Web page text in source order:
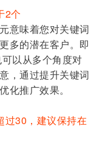
2个
意味着您对关键词
多的潜在客户。即
以从多个角度对
，通过提升关键词
化推广效果。
30，建议保持在